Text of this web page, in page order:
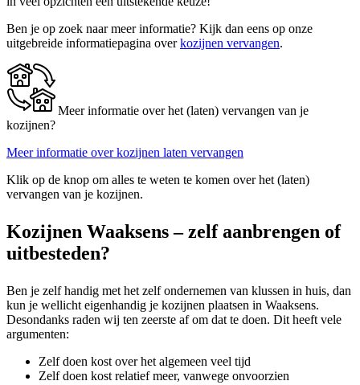
Ben je op zoek naar meer informatie? Kijk dan eens op onze
uitgebreide informatiepagina overkozijnen vervangen.
Meer informatie over het (laten) vervangen van je
kozijnen?
Meer informatie over kozijnen laten vervangen
Klik op de knop om alles te weten te komen over het (laten)
vervangen van je kozijnen.
Kozijnen Waaksens – zelf aanbrengen of
uitbesteden?
Ben je zelf handig met het zelf ondernemen van klussen in huis, dan
kun je wellicht eigenhandig je kozijnen plaatsen in Waaksens.
Desondanks raden wij ten zeerste af om dat te doen. Dit heeft vele
argumenten:
Zelf doen kost over het algemeen veel tijd
Zelf doen kost relatief meer, vanwege onvoorzien